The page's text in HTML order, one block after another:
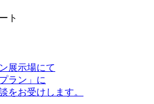
ト
展示場にて
ラン」に
をお受けします。